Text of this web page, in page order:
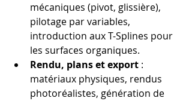
mécaniques (pivot, glissière),
pilotage par variables,
introduction aux T-Splines pour
les surfaces organiques.
Rendu, plans et export :
matériaux physiques, rendus
photoréalistes, génération de